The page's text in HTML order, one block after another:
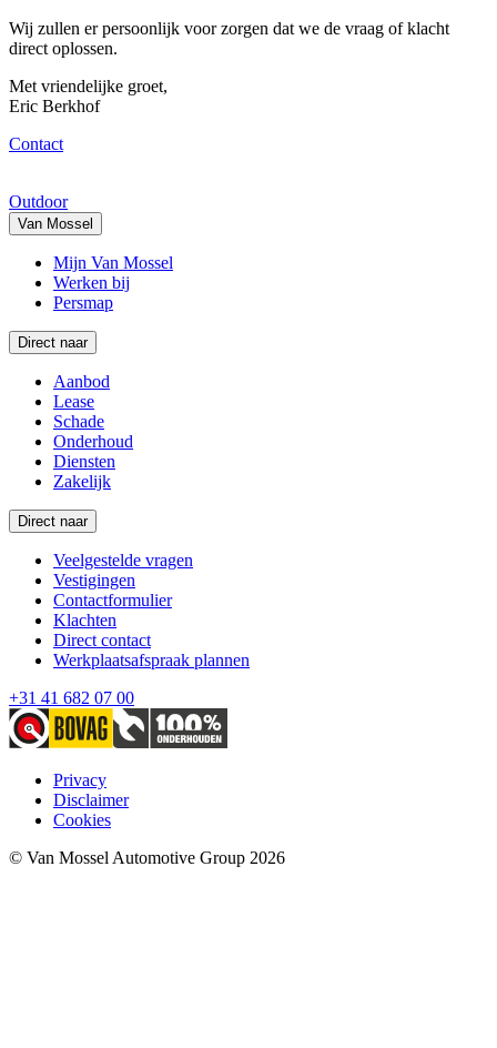
Wij zullen er persoonlijk voor zorgen dat we de vraag of klacht
direct oplossen.
Met vriendelijke groet,
Eric Berkhof
Contact
Outdoor
Van Mossel
Mijn Van Mossel
Werken bij
Persmap
Direct naar
Aanbod
Lease
Schade
Onderhoud
Diensten
Zakelijk
Direct naar
Veelgestelde vragen
Vestigingen
Contactformulier
Klachten
Direct contact
Werkplaatsafspraak plannen
+31 41 682 07 00
Privacy
Disclaimer
Cookies
© Van Mossel Automotive Group 2026